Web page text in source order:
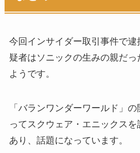
今回インサイダー取引事件で逮
疑者はソニックの生みの親だっ
ようです。
「バランワンダーワールド」
ってスクウェア・エニックスを
あり、話題になっています。